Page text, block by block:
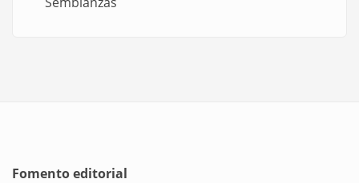
Fomento editorial